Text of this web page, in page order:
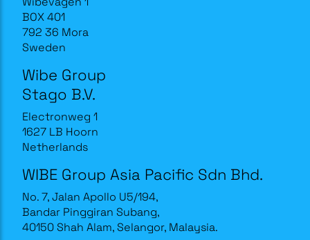
BOX 401
792 36 Mora
Sweden
Wibe Group
Stago B.V.
Electronweg 1
1627 LB Hoorn
Netherlands
WIBE Group Asia Pacific Sdn Bhd.
No. 7, Jalan Apollo U5/194,
Bandar Pinggiran Subang,
40150 Shah Alam, Selangor, Malaysia.